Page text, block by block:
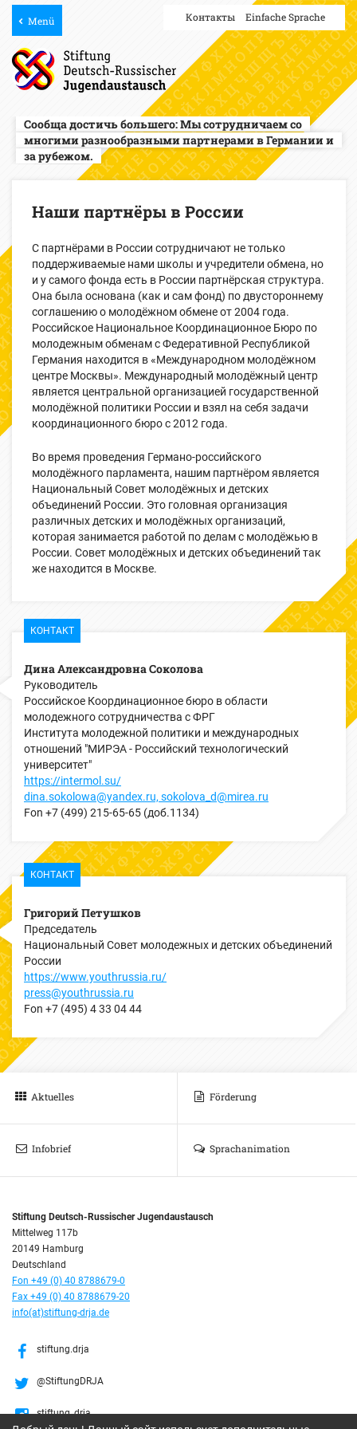
Menü Контакты Einfache Sprache
Сообща достичь большего: Мы сотрудничаем со
многими разнообразными партнерами в Германии и
за рубежом.
Наши партнёры в России
С партнёрами в России сотрудничают не только
поддерживаемые нами школы и учредители обмена, но
и у самого фонда есть в России партнёрская структура.
Она была основана (как и сам фонд) по двустороннему
соглашению о молодёжном обмене от 2004 года.
Российское Национальное Координационное Бюро по
молодежным обменам с Федеративной Республикой
Германия находится в «Международном молодёжном
центре Москвы». Международный молодёжный центр
является центральной организацией государственной
молодёжной политики России и взял на себя задачи
координационного бюро с 2012 года.
Во время проведения Германо-российского
молодёжного парламента, нашим партнёром является
Национальный Совет молодёжных и детских
объединений России. Это головная организация
различных детских и молодёжных организаций,
которая занимается работой по делам с молодёжью в
России. Совет молодёжных и детских объединений так
же находится в Москве.
КОНТАКТ
Дина Александровна Соколова
Руководитель
Российское Координационное бюро в области
молодежного сотрудничества с ФРГ
Института молодежной политики и международных
отношений "МИРЭА - Российский технологический
университет"
https://intermol.su/
dina.sokolowa@yandex.ru, sokolova_d@mirea.ru
Fon +7 (499) 215-65-65 (доб.1134)
КОНТАКТ
Григорий Петушков
Председатель
Национальный Совет молодежных и детских объединений
России
https://www.youthrussia.ru/
press@youthrussia.ru
Fon +7 (495) 4 33 04 44
Aktuelles Förderung
Infobrief Sprachanimation
Stiftung Deutsch-Russischer Jugendaustausch
Mittelweg 117b
20149 Hamburg
Deutschland
Fon +49 (0) 40 8788679-0
Fax +49 (0) 40 8788679-20
info(at)stiftung-drja.de
stiftung.drja
@StiftungDRJA
stiftung_drja